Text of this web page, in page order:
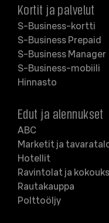
Kortit ja palvelut
S-Business-kortti
S-Business Prepaid
S-Business Manager
S-Business-mobiili
Hinnasto
Edut ja alennukset
ABC
Marketit ja
Hotellit
Ravintolat ja
Rautakauppa
Polttoöljy